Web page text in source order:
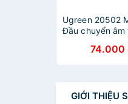
Ugreen 20502
Đầu chuyển âm
2.5mm âm
Chính Hãng
74.000
GIỚI THIỆU